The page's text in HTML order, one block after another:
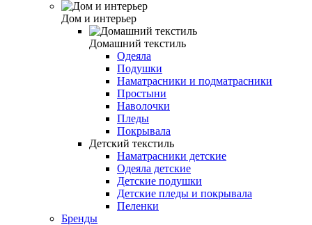
Дом и интерьер
Домашний текстиль
Одеяла
Подушки
Наматрасники и подматрасники
Простыни
Наволочки
Пледы
Покрывала
Детский текстиль
Наматрасники детские
Одеяла детские
Детские подушки
Детские пледы и покрывала
Пеленки
Бренды